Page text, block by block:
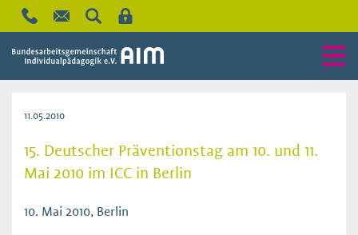
11.05.2010
15. Deutscher Präventionstag am 10. und 11.
Mai 2010 im ICC in Berlin
10. Mai 2010, Berlin